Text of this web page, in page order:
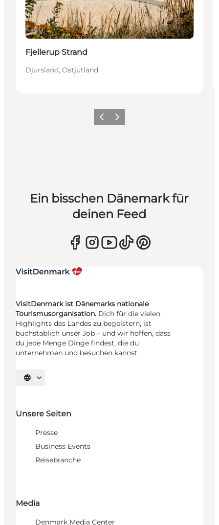
Fjellerup Strand
Djursland, Ostjütland
ZurückWeiter
Ein bisschen Dänemark für
deinen Feed
VisitDenmark ist Dänemarks nationale
Tourismusorganisation. Dich für die vielen
Highlights des Landes zu begeistern, ist
buchstäblich unser Job – und wir hoffen, dass
du jede Menge Dinge findest, die du
unternehmen und besuchen kannst.
Sprache auswählen
Unsere Seiten
Presse
Business Events
Reisebranche
Media
Denmark Media Center